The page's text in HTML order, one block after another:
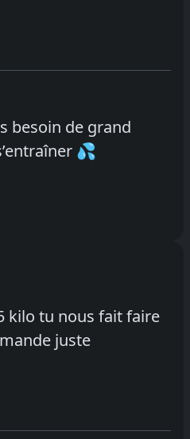
besoin de grand
💦
kilo tu nous fait faire
juste